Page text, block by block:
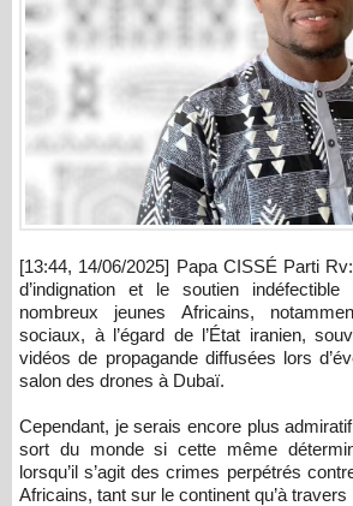
[13:44, 14/06/2025] Papa CISSÉ Parti Rv: J’admire la capacité
d’indignation et le soutien
nombreux jeunes Africains,
sociaux, à l’égard de l’État iranien,
vidéos de propagande diffusées lors
salon des drones à Dubaï.
Cependant, je serais encore plus
sort du monde si cette même
lorsqu’il s’agit des crimes perpétrés
Africains, tant sur le continent qu’à travers